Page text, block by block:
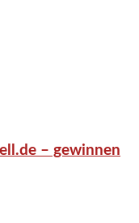
– gewinnen